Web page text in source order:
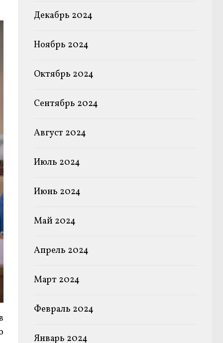
Декабрь 2024
Ноябрь 2024
Октябрь 2024
Сентябрь 2024
Август 2024
Июль 2024
Июнь 2024
Май 2024
Апрель 2024
Март 2024
Февраль 2024
Январь 2024